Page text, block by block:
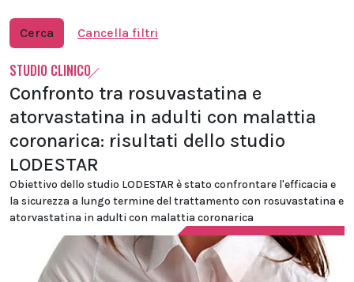
Cerca Cancella filtri
STUDIO CLINICO
Confronto tra rosuvastatina e
atorvastatina in adulti con malattia
coronarica: risultati dello studio
LODESTAR
Obiettivo dello studio LODESTAR è stato confrontare l'efficacia e
la sicurezza a lungo termine del trattamento con rosuvastatina e
atorvastatina in adulti con malattia coronarica